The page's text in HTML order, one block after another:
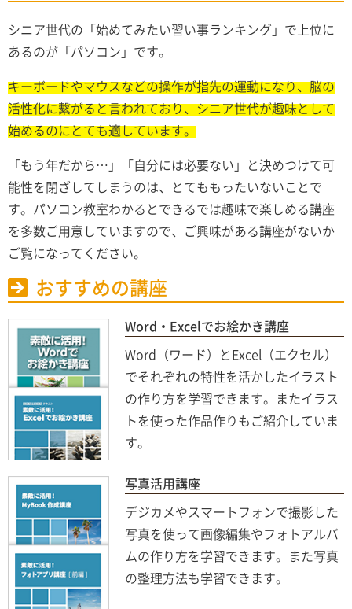
シニア世代の「始めてみたい習い事ランキング」で上位に
あるのが「パソコン」です。
キーボードやマウスなどの操作が指先の運動になり、脳の
活性化に繋がると言われており、シニア世代が趣味として
始めるのにとても適しています。
「もう年だから…」「自分には必要ない」と決めつけて可
能性を閉ざしてしまうのは、とてももったいないことで
す。パソコン教室わかるとできるでは趣味で楽しめる講座
を多数ご用意していますので、ご興味がある講座がないか
ご覧になってください。
おすすめの講座
Word・Excelでお絵かき講座
Word（ワード）とExcel（エクセル）
でそれぞれの特性を活かしたイラスト
の作り方を学習できます。またイラス
トを使った作品作りもご紹介していま
す。
写真活用講座
デジカメやスマートフォンで撮影した
写真を使って画像編集やフォトアルバ
ムの作り方を学習できます。また写真
の整理方法も学習できます。